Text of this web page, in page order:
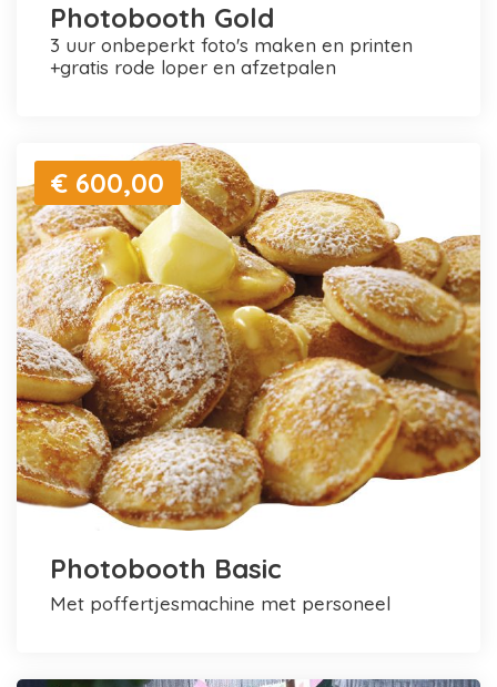
Photobooth Gold
3 uur onbeperkt foto's maken en printen
+gratis rode loper en afzetpalen
€ 600,00
Photobooth Basic
met poffertjesmachine met personeel